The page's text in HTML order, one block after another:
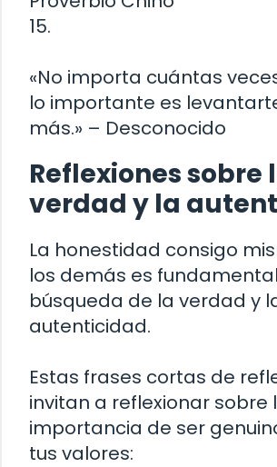
15.
«No importa cuántas
lo importante es
más.» – Desconocido
Reflexiones sobre
verdad y la
La honestidad consigo
los demás es
búsqueda de la verdad y
autenticidad.
Estas frases cortas de
invitan a reflexionar sobre
importancia de ser
tus valores: